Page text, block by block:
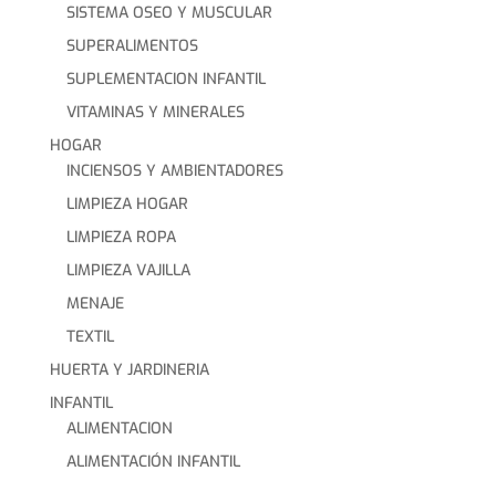
SISTEMA OSEO Y MUSCULAR
SUPERALIMENTOS
SUPLEMENTACION INFANTIL
VITAMINAS Y MINERALES
HOGAR
INCIENSOS Y AMBIENTADORES
LIMPIEZA HOGAR
LIMPIEZA ROPA
LIMPIEZA VAJILLA
MENAJE
TEXTIL
HUERTA Y JARDINERIA
INFANTIL
ALIMENTACION
ALIMENTACIÓN INFANTIL